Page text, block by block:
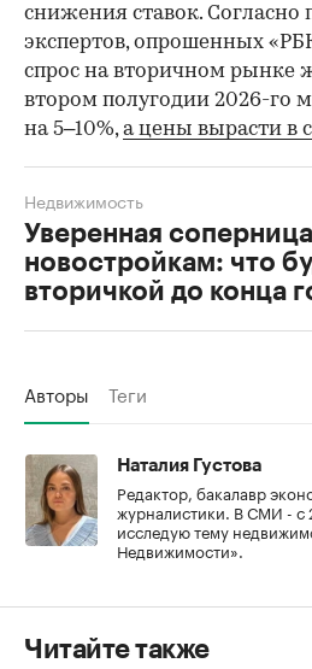
снижения ставок. Согласно
экспертов, опрошенных
спрос на вторичном рынке
втором полугодии 2026-го
на 5–10%,а цены вырасти в
Уверенная соперница
новостройкам: что
вторичкой до конца
Недвижимость
Авторы Теги
Наталия Густова
Редактор, бакалавр
журналистики. В СМИ - с
исследую тему
Недвижимости».
Читайте также